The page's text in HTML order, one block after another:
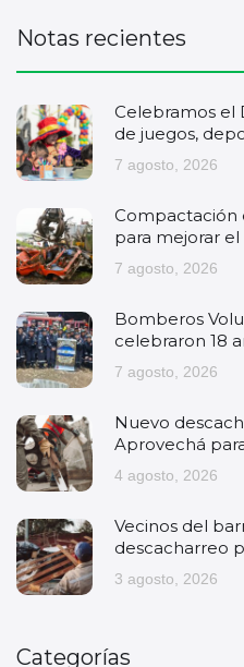
Notas recientes
Celebramos el
de juegos,
7 agosto, 2026
Compactación
para mejorar
7 agosto, 2026
Bomberos
celebraron 18
7 agosto, 2026
Nuevo
Aprovechá
4 agosto, 2026
Vecinos del
descacharreo
3 agosto, 2026
Categorías